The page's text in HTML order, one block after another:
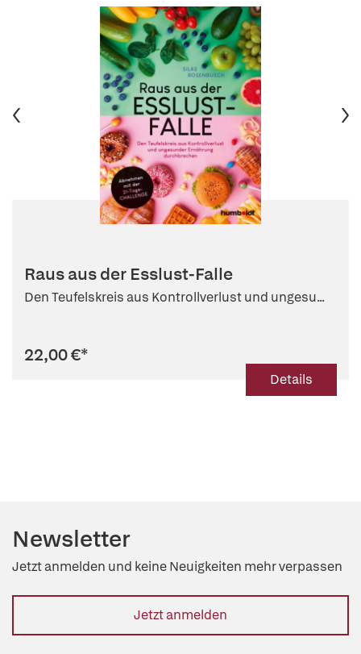
Raus aus der Esslust-Falle
Den Teufelskreis aus Kontrollverlust und ungesu...
22,00 €*
Details
Newsletter
Jetzt anmelden und keine Neuigkeiten mehr verpassen
Jetzt anmelden